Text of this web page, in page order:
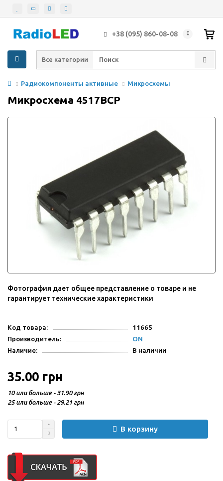
+38 (095) 860-08-08
Все категории
Радиокомпоненты активные Микросхемы
Микросхема 4517BCP
Фотография дает общее представление о товаре и не
гарантирует технические характеристики
Код товара:
11665
Производитель:
ON
Наличие:
В наличии
35.00 грн
10 или больше - 31.90 грн
25 или больше - 29.21 грн
В корзину